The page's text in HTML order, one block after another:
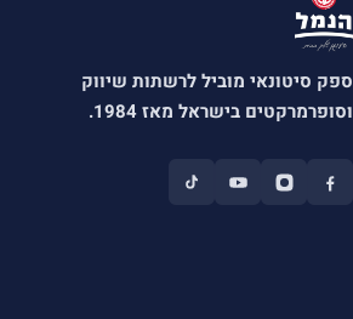
ספק סיטונאי מוביל לרשתות שיווק
וסופרמרקטים בישראל מאז 1984.